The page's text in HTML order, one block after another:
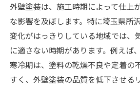
外壁塗装は、施工時期によって仕上
な影響を及ぼします。特に埼玉県所
変化がはっきりしている地域では、
に適さない時期があります。例えば
寒冷期は、塗料の乾燥不良や定着の
すく、外壁塗装の品質を低下させる